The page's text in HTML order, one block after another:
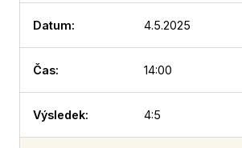
4.5.2025
14:00
4:5